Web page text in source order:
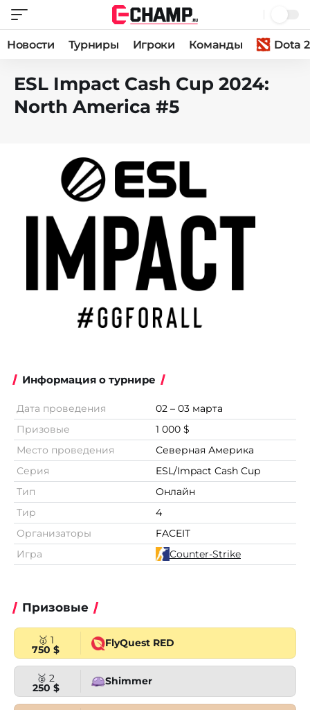
Новости Турниры Игроки Команды Dota 2
ESL Impact Cash Cup 2024:
North America #5
Информация о турнире
Дата проведения
02 – 03 марта
Призовые
1 000 $
Место проведения
Северная Америка
Серия
ESL/Impact Cash Cup
Тип
Онлайн
Тир
4
Организаторы
FACEIT
Игра
Counter-Strike
Призовые
🥇 1
750 $
FlyQuest RED
🥈 2
250 $
Shimmer